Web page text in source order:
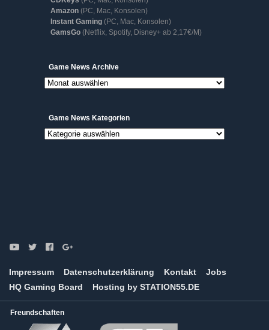
Amazon (PC, Mac, Konsolen)
Instant Gaming (PC, Mac, Konsolen)
GamsGo (Netflix, Spotify, Disney+ ab 2,17€/M)
Game News ArchiveGame
News
Archive
Game News Kategorien
Game
Impressum Datenschutzerklärung Kontakt
Jobs
HQ Gaming Board
Hosting by STATION55.DE
Freundschaften